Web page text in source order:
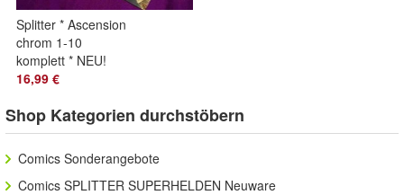
Splitter * Ascension
chrom 1-10
komplett * NEU!
16,99 €
Shop Kategorien durchstöbern
Comics Sonderangebote
Comics SPLITTER SUPERHELDEN Neuware